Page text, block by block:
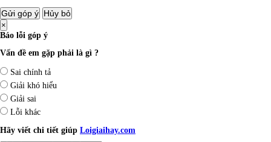
Gửi góp ý Hủy bỏ
×
Báo lỗi góp ý
Vấn đề em gặp phải là gì ?
Sai chính tả
Giải khó hiểu
Giải sai
Lỗi khác
Hãy viết chi tiết giúp Loigiaihay.com